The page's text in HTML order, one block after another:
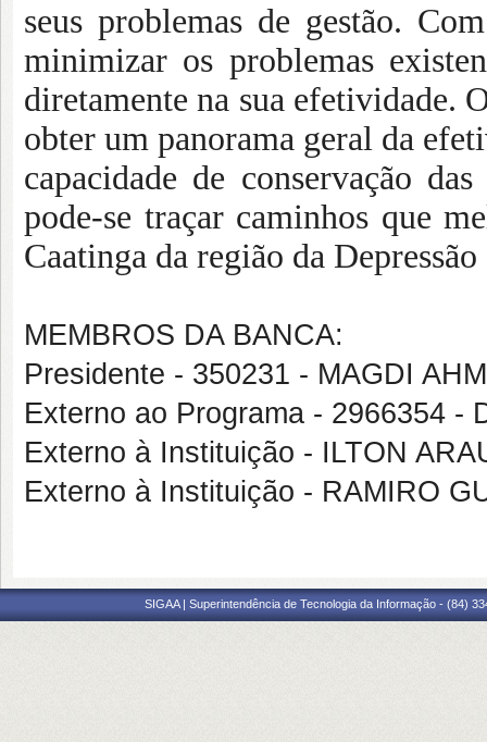
seus problemas de gestão.
minimizar os problemas
diretamente na sua efetividade.
obter um panorama geral da
capacidade de conservação
pode-se traçar caminhos que
Caatinga da região da
MEMBROS DA BANCA:
Presidente - 350231 - MAGDI
Externo ao Programa - 2966354 -
Externo à Instituição - ILTON
Externo à Instituição - RAMIRO
SIGAA | Superintendência de Tecnologia da Informação - (84)